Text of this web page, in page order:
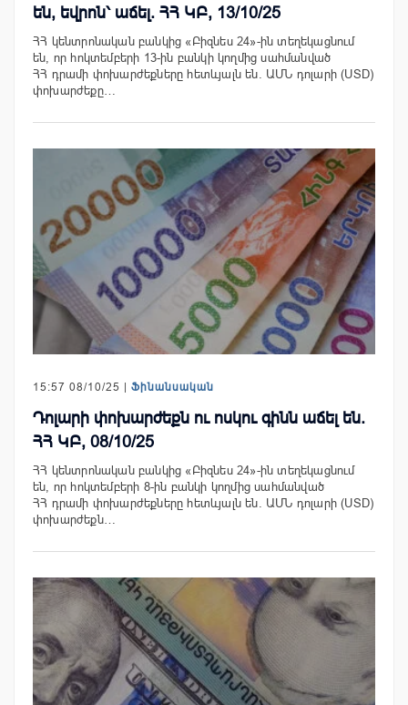
են, եվրոն՝ աճել. ՀՀ ԿԲ, 13/10/25
ՀՀ կենտրոնական բանկից «Բիզնես 24»-ին տեղեկացնում
են, որ հոկտեմբերի 13-ին բանկի կողմից սահմանված
ՀՀ դրամի փոխարժեքները հետևյալն են. ԱՄՆ դոլարի (USD)
փոխարժեքը…
15:57 08/10/25 | Ֆինանսական
Դոլարի փոխարժեքն ու ոսկու գինն աճել են.
ՀՀ ԿԲ, 08/10/25
ՀՀ կենտրոնական բանկից «Բիզնես 24»-ին տեղեկացնում
են, որ հոկտեմբերի 8-ին բանկի կողմից սահմանված
ՀՀ դրամի փոխարժեքները հետևյալն են. ԱՄՆ դոլարի (USD)
փոխարժեքն…